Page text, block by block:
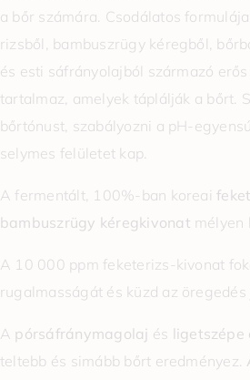
a bőr számára. Csodálatos
rizsből, bambuszrügy kéregből,
és esti sáfrányolajból származó
tartalmaz, amelyek táplálják a bőrt.
bőrtónust, szabályozni a pH-
selymes felületet kap.
A fermentált, 100%-ban koreai
bambuszrügy kéregkivonat mélyen
A 10 000 ppm feketerizs-kivonat
rugalmasságát és küzd az öregedés
A pórsáfránymagolaj és ligetszépe
teltebb és simább bőrt eredményez.